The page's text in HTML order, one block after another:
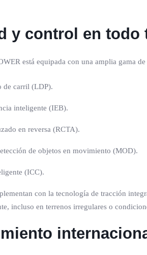
y control en todo
está equipada con una amplia gama
de carril (LDP).
inteligente (IEB).
en reversa (RCTA).
de objetos en movimiento (MOD).
(ICC).
con la tecnología de tracción
incluso en terrenos irregulares o